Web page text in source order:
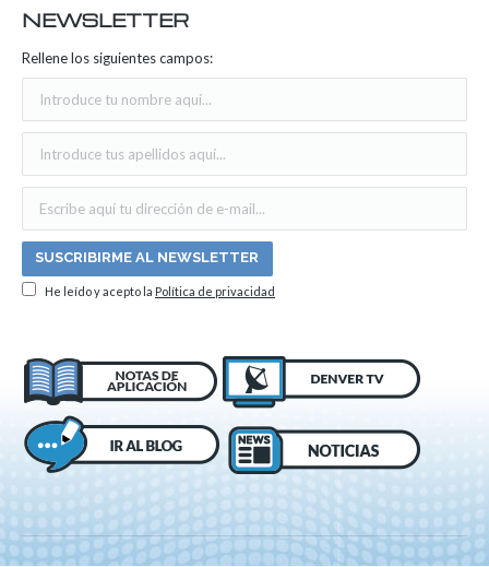
NEWSLETTER
Rellene los siguientes campos:
He leído y acepto la Política de privacidad